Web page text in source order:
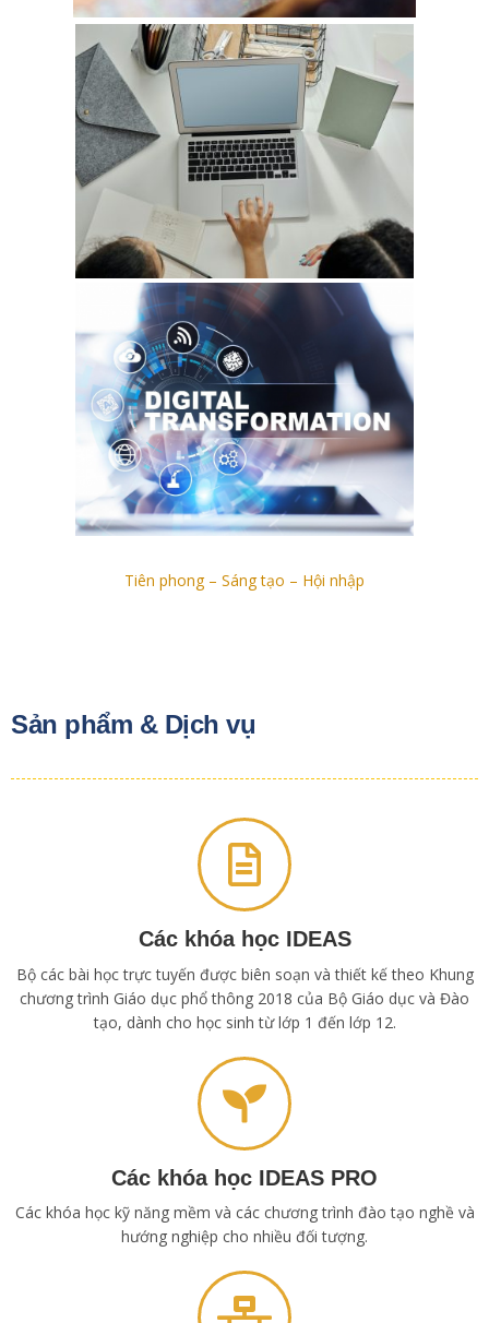
Tiên phong – Sáng tạo – Hội nhập
Sản phẩm & Dịch vụ
Các khóa học IDEAS
Bộ các bài học trực tuyến được biên soạn và thiết kế theo Khung
chương trình Giáo dục phổ thông 2018 của Bộ Giáo dục và Đào
tạo, dành cho học sinh từ lớp 1 đến lớp 12.
Các khóa học IDEAS PRO
Các khóa học kỹ năng mềm và các chương trình đào tạo nghề và
hướng nghiệp cho nhiều đối tượng.